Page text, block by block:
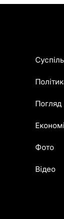
Погляд
Фото
Відео